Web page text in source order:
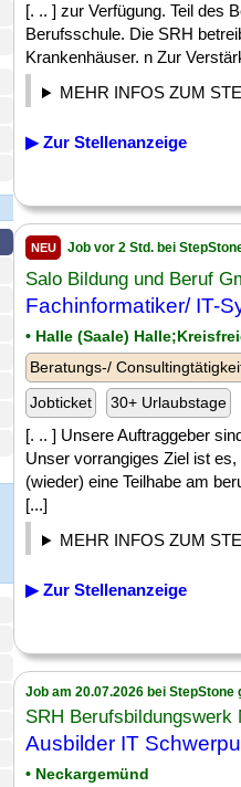
[. .. ] zur Verfügung. Teil des
Berufsschule. Die SRH
Krankenhäuser. n Zur
MEHR INFOS ZUM
▶ Zur Stellenanzeige
NEU Job vor 2 Std. bei
Salo Bildung und Beruf
Fachinformatiker/ IT-
• Halle (Saale)
Beratungs-/
Jobticket
30+ Urlaubstage
[. .. ] Unsere Auftraggeber
Unser vorrangiges Ziel ist
(wieder) eine Teilhabe am
[...]
MEHR INFOS ZUM
▶ Zur Stellenanzeige
Job am 20.07.2026 bei StepStone
SRH Berufsbildungswerk
Ausbilder IT
• Neckargemünd